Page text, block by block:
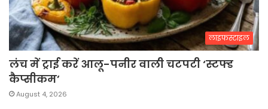
लाइफस्टाइल
लंच में ट्राई करें आलू-पनीर वाली चटपटी ‘स्टफ्ड
कैप्सीकम’
August 4, 2026